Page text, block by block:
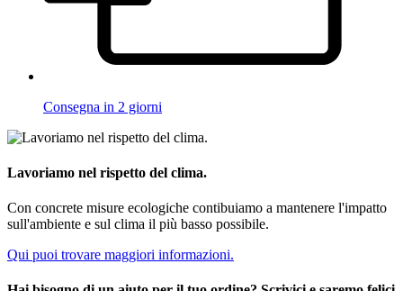
Consegna in 2 giorni
Lavoriamo nel rispetto del clima.
Con concrete misure ecologiche contibuiamo a mantenere l'impatto
sull'ambiente e sul clima il più basso possibile.
Qui puoi trovare maggiori informazioni.